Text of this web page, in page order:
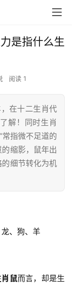
是指什么生
阅读 1
在十二生肖代
解！同时生肖
常指微不足道的
缩影，鼠年出
细节转化为机
、狗、羊
鼠而言，却是生